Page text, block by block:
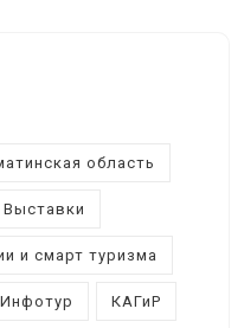
область
Выставки
и смарт туризма
Инфотур КАГиР